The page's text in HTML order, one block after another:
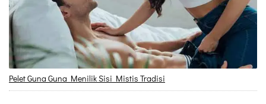
Pelet Guna Guna Menilik Sisi Mistis Tradisi